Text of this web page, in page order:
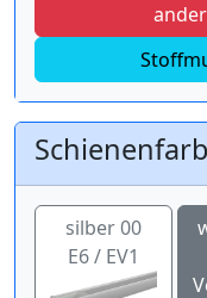
silber 00
E6 / EV1